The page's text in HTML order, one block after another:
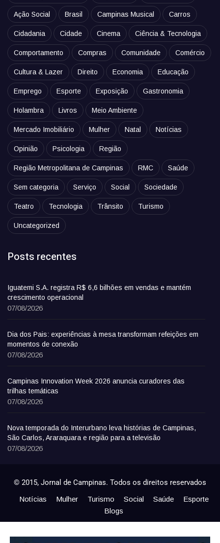
Ação Social Brasil Campinas Musical Carros
Cidadania Cidade Cinema Ciência & Tecnologia
Comportamento Compras Comunidade Comércio
Cultura & Lazer Direito Economia Educação
Emprego Esporte Exposição Gastronomia
Holambra Livros Meio Ambiente
Mercado Imobiliário Mulher Natal Notícias
Opinião Psicologia Região
Região Metropolitana de Campinas RMC Saúde
Sem categoria Serviço Social Sociedade
Teatro Tecnologia Trânsito Turismo
Uncategorized
Posts recentes
Iguatemi S.A. registra R$ 6,6 bilhões em vendas e mantém
crescimento operacional
07/08/2026
Dia dos Pais: experiências à mesa transformam refeições em
momentos de conexão
07/08/2026
Campinas Innovation Week 2026 anuncia curadores das
trilhas temáticas
07/08/2026
Nova temporada do Interurbano leva histórias de Campinas,
São Carlos, Araraquara e região para a televisão
07/08/2026
© 2015, Jornal de Campinas. Todos os direitos reservados
Notícias Mulher Turismo Social Saúde
Esporte
Blogs